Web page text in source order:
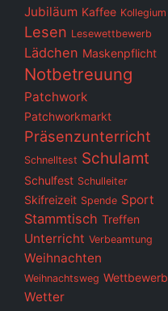
Jubiläum Kaffee Kollegium
Lesen Lesewettbewerb
Lädchen Maskenpflicht
Notbetreuung
Patchwork
Patchworkmarkt
Präsenzunterricht
Schnelltest Schulamt
Schulfest Schulleiter
Skifreizeit Spende Sport
Stammtisch Treffen
Unterricht Verbeamtung
Weihnachten
Weihnachtsweg Wettbewerb
Wetter